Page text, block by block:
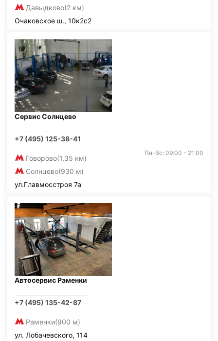
Давыдково(2 км)
Очаковское ш., 10к2с2
Сервис Солнцево
+7 (495) 125-38-41
Говорово(1,35 км)
Солнцево(930 м)
Пн-Вс: 09:00 - 21:00
ул.Главмосстроя 7а
Автосервис Раменки
+7 (495) 135-42-87
Раменки(900 м)
ул. Лобачевского, 114